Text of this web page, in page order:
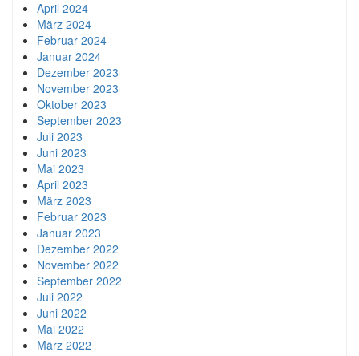
April 2024
März 2024
Februar 2024
Januar 2024
Dezember 2023
November 2023
Oktober 2023
September 2023
Juli 2023
Juni 2023
Mai 2023
April 2023
März 2023
Februar 2023
Januar 2023
Dezember 2022
November 2022
September 2022
Juli 2022
Juni 2022
Mai 2022
März 2022